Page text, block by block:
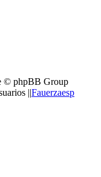
© phpBB Group
||Fauerzaesp